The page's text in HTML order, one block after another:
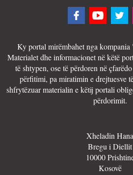
Ky portal mirëmbahet nga
Materialet dhe informacionet në këtë
të shtypen, ose të përdoren në
përfitimi, pa miratimin e drejtuesve
shfrytëzuar materialin e këtij portali
përdorimit.
Xheladin Hana
Bregu i Diellit
10000
Kosovë